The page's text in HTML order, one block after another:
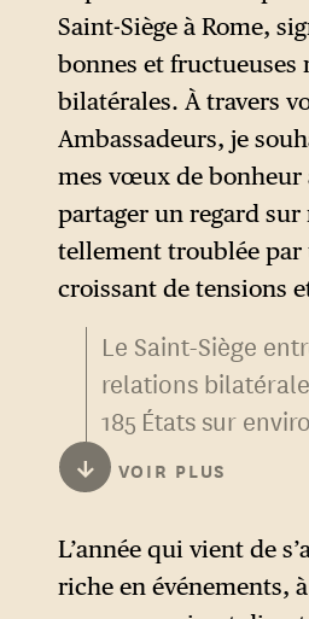
Saint-Siège à Rome,
bonnes et fructueuses
bilatérales. À travers
Ambassadeurs, je
mes vœux de bonheur
partager un regard sur
tellement troublée par
croissant de tensions
Le Saint-Siège
relations
185 États sur
qui le dote d’un
vastes réseaux
au monde. Léon
les nouveaux
de trois États qui
↓ VOIR PLUS
L’année qui vient de
riche en événements,